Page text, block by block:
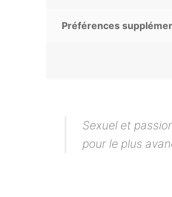
Préférences
Sexuel et
pour le plus